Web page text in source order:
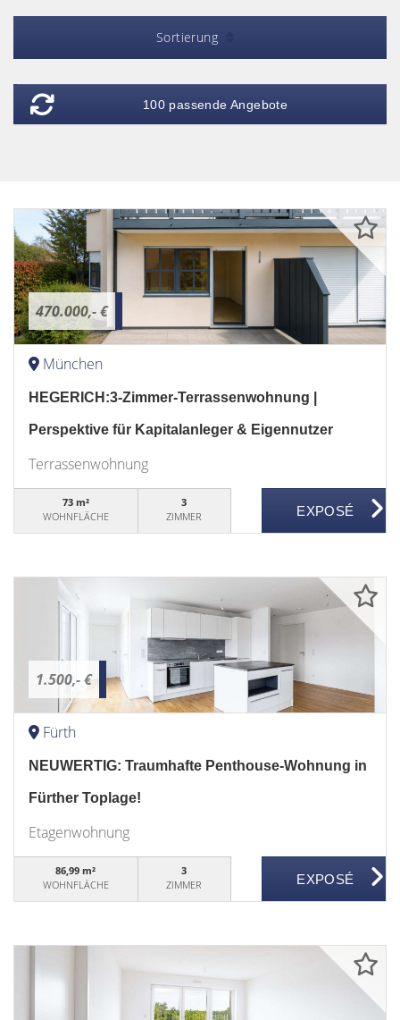
Sortierung
100 passende Angebote
470.000,- €
München
HEGERICH:3-Zimmer-Terrassenwohnung |
Perspektive für Kapitalanleger & Eigennutzer
Terrassenwohnung
73 m²
WOHNFLÄCHE
3
ZIMMER
1.500,- €
Fürth
NEUWERTIG: Traumhafte Penthouse-Wohnung in
Fürther Toplage!
Etagenwohnung
86,99 m²
WOHNFLÄCHE
3
ZIMMER